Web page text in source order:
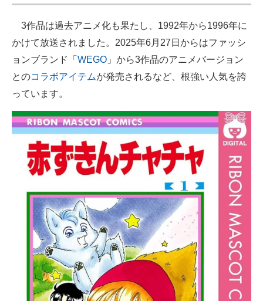
3作品は過去アニメ化も果たし、1992年から1996年に
かけて放送されました。2025年6月27日からはファッシ
ョンブランド「 WEGO 」から3作品のアニメバージョン
とのコラボアイテムが発売されるなど、根強い人気を誇
っています。